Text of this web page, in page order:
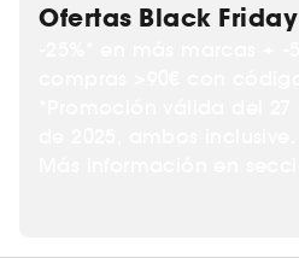
Ofertas Black Friday